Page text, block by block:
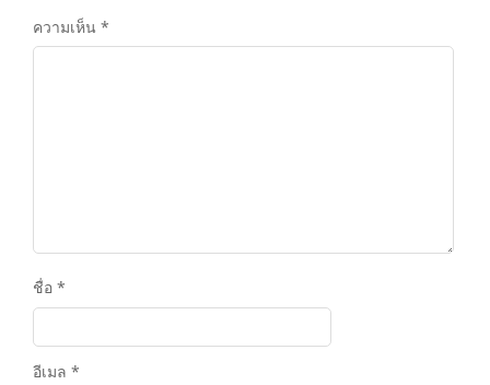
ความเห็น *
ชื่อ *
อีเมล *